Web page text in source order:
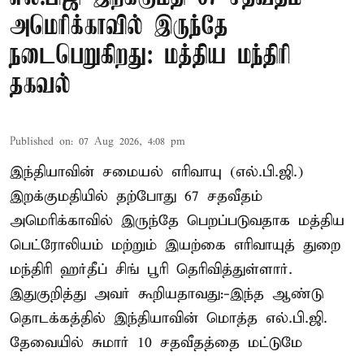
அமெரிக்காவில் இருந்தே
நடைபெறுகிறது: மத்திய மந்திரி
தகவல்
Published on: 07 Aug 2026, 4:08 pm
இந்தியாவின் சமையல் எரிவாயு (எல்.பி.ஜி.)
இறக்குமதியில் தற்போது 67 சதவீதம்
அமெரிக்காவில் இருந்தே பெறப்படுவதாக மத்திய
பெட்ரோலியம் மற்றும் இயற்கை எரிவாயுத் துறை
மந்திரி ஹர்தீப் சிங் பூரி தெரிவித்துள்ளார்.
இதுகுறித்து அவர் கூறியதாவது:-இந்த ஆண்டு
தொடக்கத்தில் இந்தியாவின் மொத்த எல்.பி.ஜி.
தேவையில் சுமார் 10 சதவீதத்தை மட்டுமே